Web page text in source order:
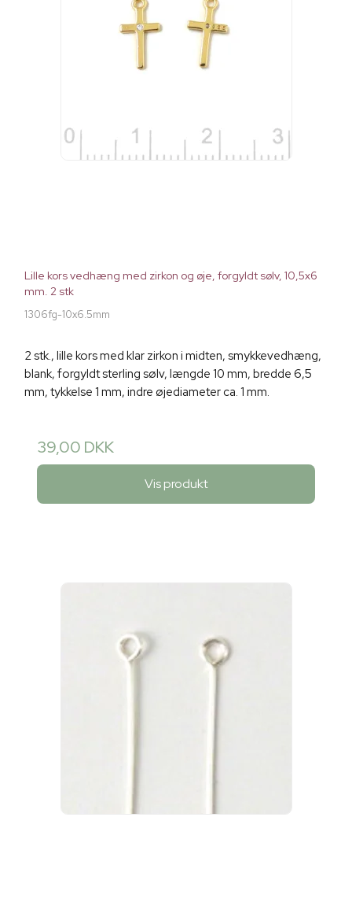
Lille kors vedhæng med zirkon og øje, forgyldt sølv, 10,5x6
mm. 2 stk
1306fg-10x6.5mm
2 stk., lille kors med klar zirkon i midten, smykkevedhæng,
blank, forgyldt sterling sølv, længde 10 mm, bredde 6,5
mm, tykkelse 1 mm, indre øjediameter ca. 1 mm.
39,00 DKK
Vis produkt